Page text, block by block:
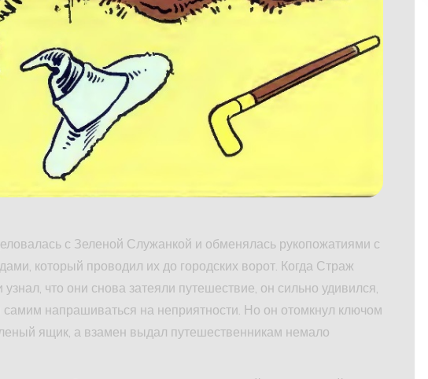
с Зеленой Служанкой и обменялась рукопожатиями с
который проводил их до городских ворот. Когда Страж
что они снова затеяли путешествие, он сильно удивился,
самим напрашиваться на неприятности. Но он отомкнул ключом
ящик, а взамен выдал путешественникам немало